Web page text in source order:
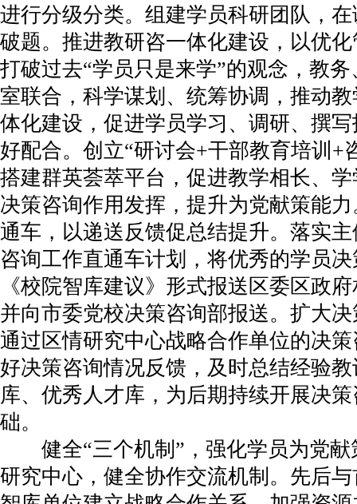
进行分级分类。组建学员科研团队，
破题。推进教研咨一体化建设，以优
打破过去“学员只是来学”的观念，教
室联合，科学谋划、统筹协调，推动
体化建设，促进学员学习、调研、撰
好配合。创立“研讨会+干部教育培训+
搭建群英荟萃平台，促进教学相长、
决策咨询作用发挥，提升为党献策能
通车，以递送反馈促总结提升。落实
咨询工作直通车计划，将优秀的学员
《校院智库建议》形式报送区委区政
并向市委党校决策咨询部报送。扩大
通过区情研究中心战略合作单位的决
好决策咨询情况反馈，及时总结经验
库、优秀人才库，为后期持续开展决
础。
健全“三个机制”，强化学员为党献
研究中心，健全协作交流机制。先后